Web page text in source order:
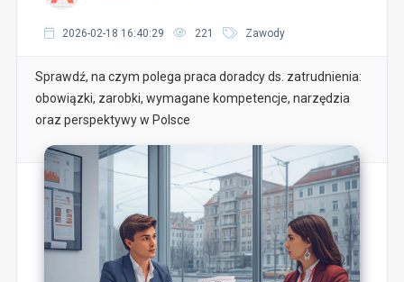
2026-02-18 16:40:29 221 Zawody
Sprawdź, na czym polega praca doradcy ds. zatrudnienia:
obowiązki, zarobki, wymagane kompetencje, narzędzia
oraz perspektywy w Polsce